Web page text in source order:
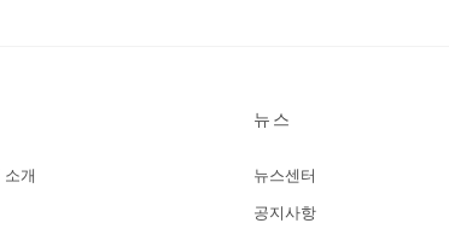
개
뉴스
뉴스센터
공지사항